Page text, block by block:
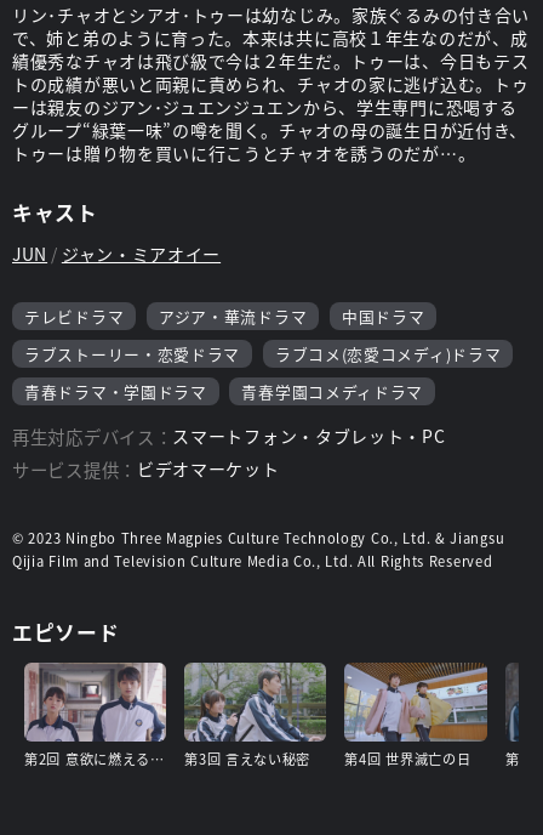
リン･チャオとシアオ･トゥーは幼なじみ。家族ぐるみの付き合い
で、姉と弟のように育った。本来は共に高校１年生なのだが、成
績優秀なチャオは飛び級で今は２年生だ。トゥーは、今日もテス
トの成績が悪いと両親に責められ、チャオの家に逃げ込む。トゥ
ーは親友のジアン･ジュエンジュエンから、学生専門に恐喝する
グループ“緑葉一味”の噂を聞く。チャオの母の誕生日が近付き、
トゥーは贈り物を買いに行こうとチャオを誘うのだが…。
キャスト
JUN ジャン・ミアオイー
テレビドラマ アジア・華流ドラマ
中国ドラマ
ラブストーリー・恋愛ドラマ
ラブコメ(恋愛コメディ)ドラマ
青春ドラマ・学園ドラマ
青春学園コメディドラマ
再生対応デバイス： スマートフォン・タブレット・PC
サービス提供： ビデオマーケット
© 2023 Ningbo Three Magpies Culture Technology Co., Ltd. & Jiangsu
Qijia Film and Television Culture Media Co., Ltd. All Rights Reserved
エピソード
第2回 意欲に燃える労働委員 第3回 言えない秘密 第4回 世界滅亡の日